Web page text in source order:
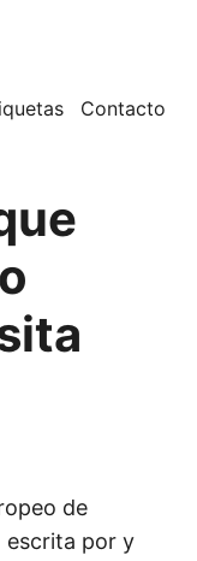
Contacto
de
escrita por y